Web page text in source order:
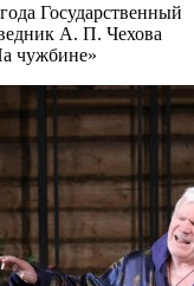
Государственный
А. П. Чехова
чужбине»